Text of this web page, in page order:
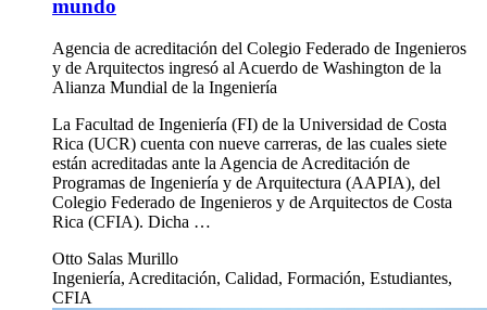
mundo
Agencia de acreditación del Colegio Federado de Ingenieros
y de Arquitectos ingresó al Acuerdo de Washington de la
Alianza Mundial de la Ingeniería
La Facultad de Ingeniería (FI) de la Universidad de Costa
Rica (UCR) cuenta con nueve carreras, de las cuales siete
están acreditadas ante la Agencia de Acreditación de
Programas de Ingeniería y de Arquitectura (AAPIA), del
Colegio Federado de Ingenieros y de Arquitectos de Costa
Rica (CFIA). Dicha …
Otto Salas Murillo
Ingeniería, Acreditación, Calidad, Formación, Estudiantes,
CFIA